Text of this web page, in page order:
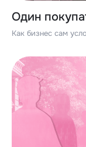
Один
Как бизнес сам